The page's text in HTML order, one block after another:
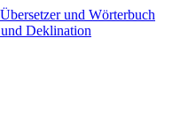
und Deklination